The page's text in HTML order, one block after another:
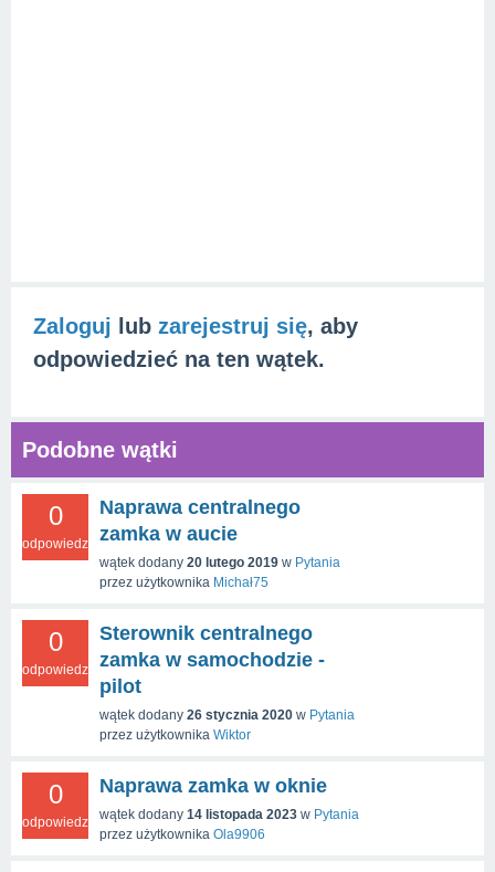
Zaloguj lub zarejestruj się, aby
odpowiedzieć na ten wątek.
Podobne wątki
0
odpowiedzi
Naprawa centralnego
zamka w aucie
wątek dodany 20 lutego 2019 w Pytania
przez użytkownika Michał75
0
odpowiedzi
Sterownik centralnego
zamka w samochodzie -
pilot
wątek dodany 26 stycznia 2020 w Pytania
przez użytkownika Wiktor
0
odpowiedzi
Naprawa zamka w oknie
wątek dodany 14 listopada 2023 w Pytania
przez użytkownika Ola9906